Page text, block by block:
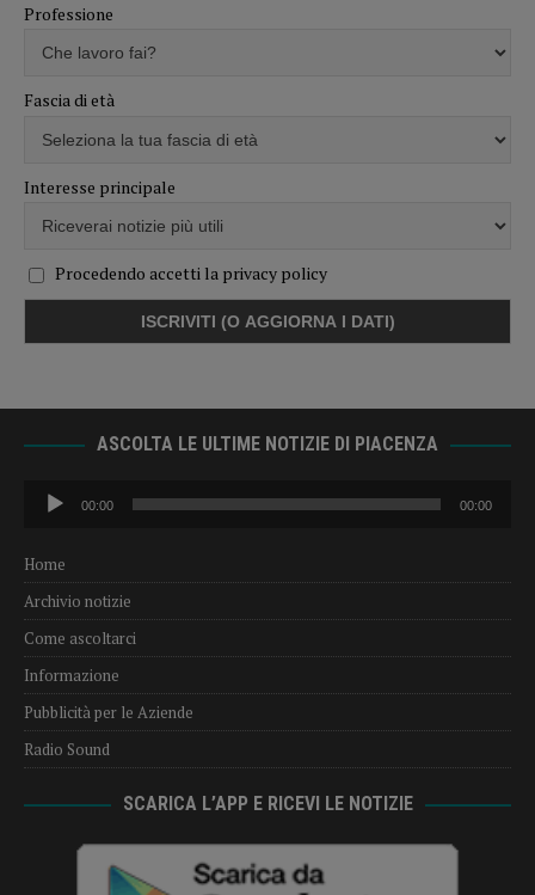
Professione
Fascia di età
Interesse principale
Procedendo accetti la privacy policy
ASCOLTA LE ULTIME NOTIZIE DI PIACENZA
Audio
Player
00:00 00:00
Home
Archivio notizie
Come ascoltarci
Informazione
Pubblicità per le Aziende
Radio Sound
SCARICA L’APP E RICEVI LE NOTIZIE